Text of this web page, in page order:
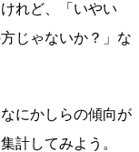
れど、「いやい
じゃないか？」な
にかしらの傾向が
計してみよう。